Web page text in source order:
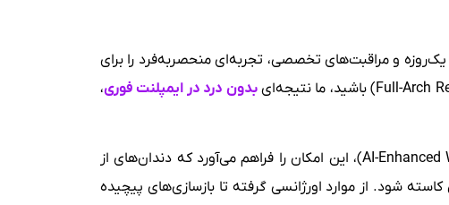
یک‌روزه و مراقبت‌های تخصصی، تجربه‌ای منحصربه‌فرد را برای
بدون درد در ایمپلنت فوری،
مرکز تخصصی ما در تبریز با بهره‌گیری از یک روند کاری کاملاً دیجیتال و تقویت‌شده با هوش مصنوعی (AI-Enhanced Workflow)، این امکان را فراهم می‌آورد که دندان‌های از
شود. از موارد اورژانسی گرفته تا بازسازی‌های پیچیده